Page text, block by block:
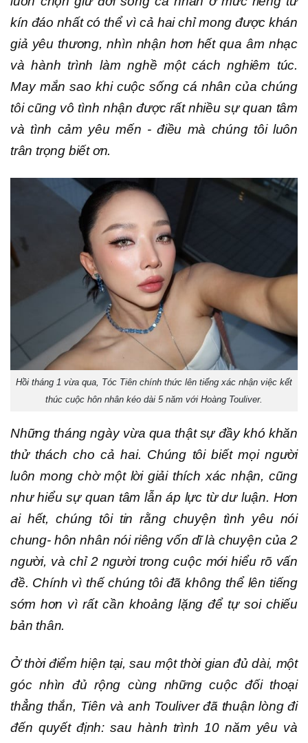
kín đáo nhất có thể vì cả hai chỉ mong được khán
giả yêu thương, nhìn nhận hơn hết qua âm nhạc
và hành trình làm nghề một cách nghiêm túc.
May mắn sao khi cuộc sống cá nhân của chúng
tôi cũng vô tình nhận được rất nhiều sự quan tâm
và tình cảm yêu mến - điều mà chúng tôi luôn
trân trọng biết ơn.
Hồi tháng 1 vừa qua, Tóc Tiên chính thức lên tiếng xác nhận việc kết
thúc cuộc hôn nhân kéo dài 5 năm với Hoàng Touliver.
Những tháng ngày vừa qua thật sự đầy khó khăn
thử thách cho cả hai. Chúng tôi biết mọi người
luôn mong chờ một lời giải thích xác nhận, cũng
như hiểu sự quan tâm lẫn áp lực từ dư luận. Hơn
ai hết, chúng tôi tin rằng chuyện tình yêu nói
chung- hôn nhân nói riêng vốn dĩ là chuyện của 2
người, và chỉ 2 người trong cuộc mới hiểu rõ vấn
đề. Chính vì thế chúng tôi đã không thể lên tiếng
sớm hơn vì rất cần khoảng lặng để tự soi chiếu
bản thân.
Ở thời điểm hiện tại, sau một thời gian đủ dài, một
góc nhìn đủ rộng cùng những cuộc đối thoại
thẳng thắn, Tiên và anh Touliver đã thuận lòng đi
đến quyết định: sau hành trình 10 năm yêu và